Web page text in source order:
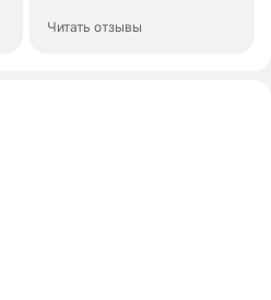
Читать отзывы